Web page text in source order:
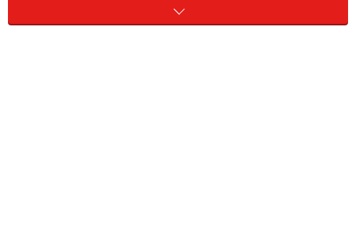
える、着やせのコツについてご紹介します。ポイントは